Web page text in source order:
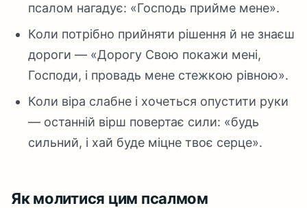
псалом нагадує: «Господь прийме мене».
Коли потрібно прийняти рішення й не знаєш
дороги — «Дорогу Свою покажи мені,
Господи, і провадь мене стежкою рівною».
Коли віра слабне і хочеться опустити руки
— останній вірш повертає сили: «будь
сильний, і хай буде міцне твоє серце».
Як молитися цим псалмом